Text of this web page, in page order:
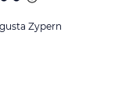
Zypern